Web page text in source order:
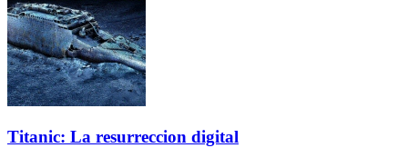
Titanic: La resurreccion digital